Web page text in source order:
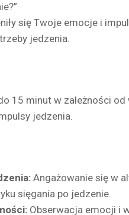
się Twoje emocje i
jedzenia.
15 minut w zależności
jedzenia.
Angażowanie się w
sięgania po jedzenie.
Obserwacja emocji i